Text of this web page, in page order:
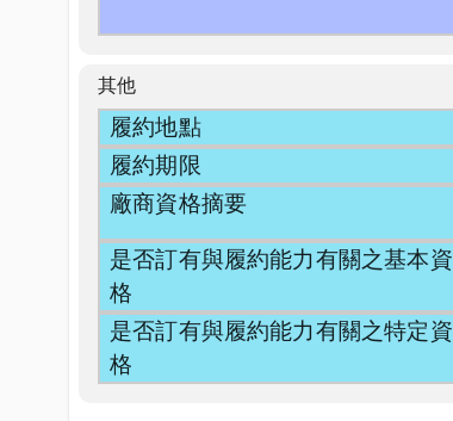
其他
履約地點
履約期限
廠商資格摘要
是否訂有與履約能力有關之基本資
格
是否訂有與履約能力有關之特定資
格